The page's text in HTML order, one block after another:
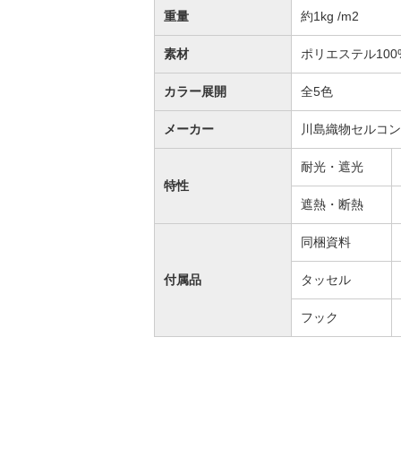
重量 約1kg /m2
素材 ポリエステル
カラー展開 全5色
メーカー 川島織物セルコン
特性
耐光・遮光
遮熱・断熱
付属品
同梱資料
タッセル
フック